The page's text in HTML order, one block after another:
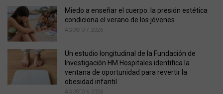
r
e
Miedo a enseñar el cuerpo: la presión estética
condiciona el verano de los jóvenes
AGOSTO 7, 2026
Un estudio longitudinal de la Fundación de
Investigación HM Hospitales identifica la
ventana de oportunidad para revertir la
obesidad infantil
AGOSTO 6, 2026